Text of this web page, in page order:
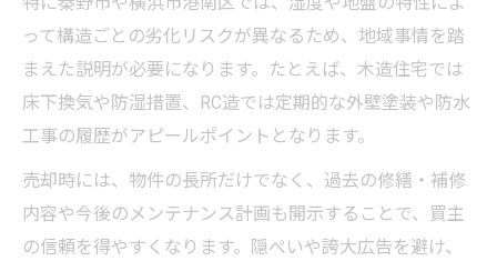
って構造ごとの劣化リスクが異なるため、地域事情を踏
まえた説明が必要になります。たとえば、木造住宅では
床下換気や防湿措置、RC造では定期的な外壁塗装や防水
工事の履歴がアピールポイントとなります。
売却時には、物件の長所だけでなく、過去の修繕・補修
内容や今後のメンテナンス計画も開示することで、買主
の信頼を得やすくなります。隠ぺいや誇大広告を避け、